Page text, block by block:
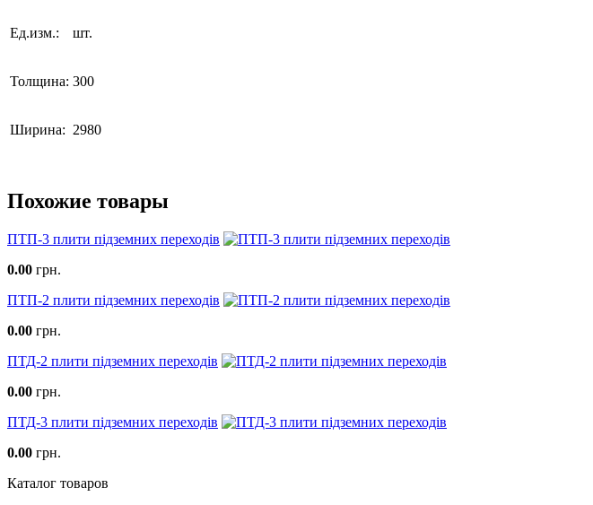
Ед.изм.: шт.
Толщина: 300
Ширина: 2980
Похожие товары
ПТП-3 плити підземних переходів
0.00 грн.
ПТП-2 плити підземних переходів
0.00 грн.
ПТД-2 плити підземних переходів
0.00 грн.
ПТД-3 плити підземних переходів
0.00 грн.
Каталог товаров